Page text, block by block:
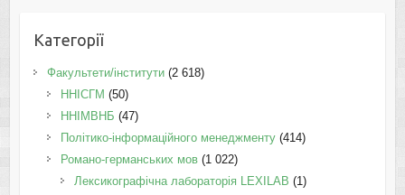
Категорії
Факультети/інститути(2 618)
ННІСГМ (50)
ННІМВНБ (47)
Політико-інформаційного менеджменту(414)
Романо-германських мов(1 022)
Лексикографічна лабораторія LEXILAB (1)